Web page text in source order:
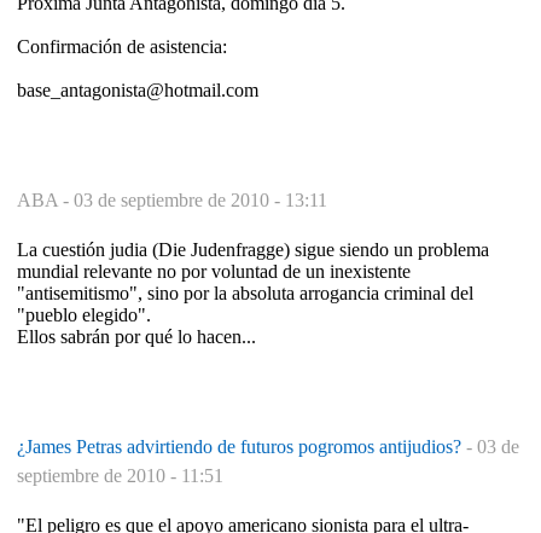
Confirmación de asistencia:
base_antagonista@hotmail.com
ABA - 03 de septiembre de 2010 - 13:11
La cuestión judia (Die Judenfragge) sigue siendo un problema
mundial relevante no por voluntad de un inexistente
"antisemitismo", sino por la absoluta arrogancia criminal del
"pueblo elegido".
Ellos sabrán por qué lo hacen...
¿James Petras advirtiendo de futuros pogromos antijudios? - 03 de
septiembre de 2010 - 11:51
"El peligro es que el apoyo americano sionista para el ultra-